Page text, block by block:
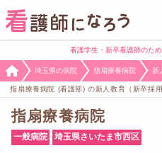
看護学生・新卒看護師のた
埼玉県の病院 指扇療養病院 新
指扇療養病院 (看護部) の新人教育（新卒採用
指扇療養病院
一般病院 埼玉県さいたま市西区